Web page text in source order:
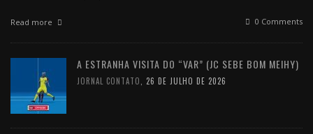
Read more 0 Comments
A ESTRANHA VISITA DO “VAR” (JC SEBE BOM MEIHY)
JORNAL CONTATO 26 DE JULHO DE 2026